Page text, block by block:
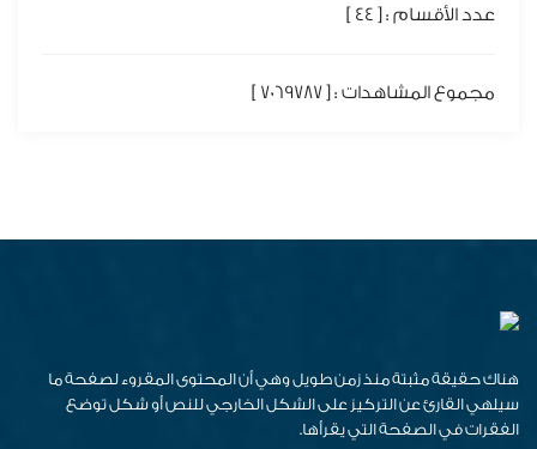
عدد الأقسام : [ 44 ]
مجموع المشاهدات : [ 7069787 ]
هناك حقيقة مثبتة منذ زمن طويل وهي أن المحتوى المقروء لصفحة ما
سيلهي القارئ عن التركيز على الشكل الخارجي للنص أو شكل توضع
الفقرات في الصفحة التي يقرأها.